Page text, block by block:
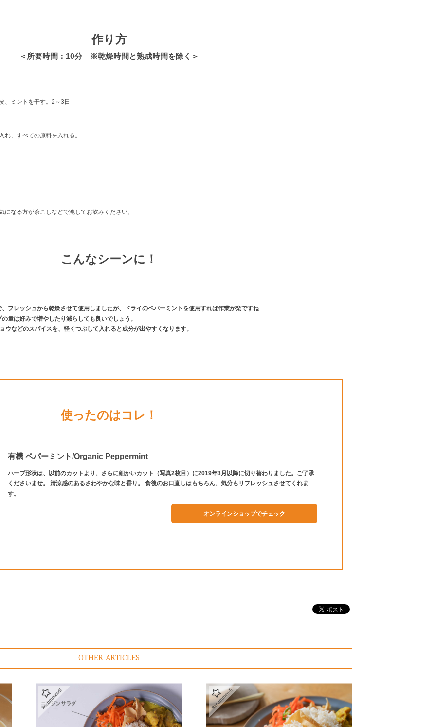
作り方
＜所要時間：10分 ※乾燥時間と熟成時間を除く＞
、ミントを干す。2～3日
れ、すべての原料を入れる。
になる方が茶こしなどで漉してお飲みください。
こんなシーンに！
フレッシュから乾燥させて使用しましたが、ドライのペパーミントを使用すれば作業が楽ですね
量は好みで増やしたり減らしても良いでしょう。
ウなどのスパイスを、軽くつぶして入れると成分が出やすくなります。
使ったのはコレ！
有機 ペパーミント/Organic Peppermint
ハーブ形状は、以前のカットより、さらに細かいカット（写真2枚目）に2019年3月以降に切り替わりました。ご了承
くださいませ。 清涼感のあるさわやかな味と香り。 食後のお口直しはもちろん、気分もリフレッシュさせてくれま
す。
オンラインショップでチェック
OTHER ARTICLES